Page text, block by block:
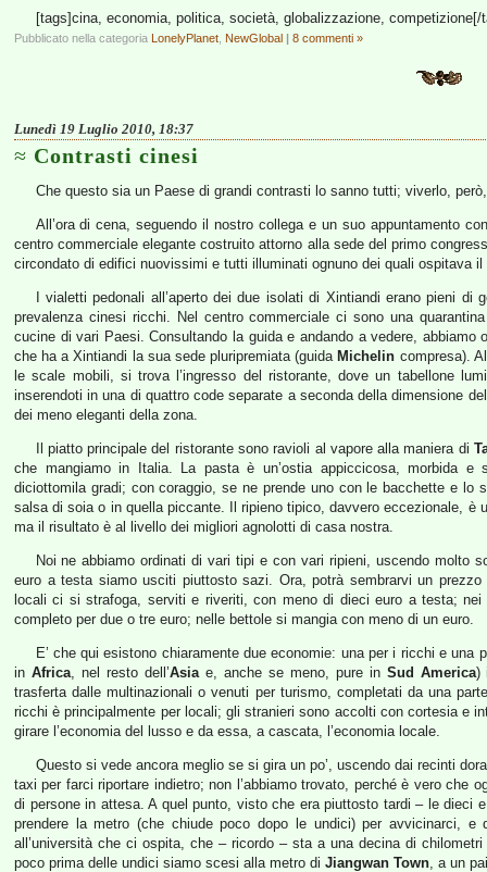
[tags]cina, economia, politica, società, globalizzazione, competizione[/
Pubblicato nella categoria LonelyPlanet NewGlobal | 8 commenti »
Lunedì 19 Luglio 2010, 18:37
Contrasti cinesi
Che questo sia un Paese di grandi contrasti lo sanno tutti; viverlo,
All’ora di cena, seguendo il nostro collega e un suo appuntamento
centro commerciale elegante costruito attorno alla sede del primo
circondato di edifici nuovissimi e tutti illuminati ognuno dei quali ospitava
I vialetti pedonali all’aperto dei due isolati di Xintiandi erano pieni
prevalenza cinesi ricchi. Nel centro commerciale ci sono una
cucine di vari Paesi. Consultando la guida e andando a vedere, abbiamo
che ha a Xintiandi la sua sede pluripremiata (guida Michelin compresa).
le scale mobili, si trova l’ingresso del ristorante, dove un tabellone
inserendoti in una di quattro code separate a seconda della dimensione
dei meno eleganti della zona.
Il piatto principale del ristorante sono ravioli al vapore alla maniera di
che mangiamo in Italia. La pasta è un’ostia appiccicosa, morbida
diciottomila gradi; con coraggio, se ne prende uno con le bacchette e
salsa di soia o in quella piccante. Il ripieno tipico, davvero eccezionale,
ma il risultato è al livello dei migliori agnolotti di casa nostra.
Noi ne abbiamo ordinati di vari tipi e con vari ripieni, uscendo molto
euro a testa siamo usciti piuttosto sazi. Ora, potrà sembrarvi un
locali ci si strafoga, serviti e riveriti, con meno di dieci euro a testa;
completo per due o tre euro; nelle bettole si mangia con meno di un euro.
E’ che qui esistono chiaramente due economie: una per i ricchi e
in Africa, nel resto dell’Asiae, anche se meno, pure in Sud America)
trasferta dalle multinazionali o venuti per turismo, completati da una
ricchi è principalmente per locali; gli stranieri sono accolti con cortesia e
girare l’economia del lusso e da essa, a cascata, l’economia locale.
Questo si vede ancora meglio se si gira un po’, uscendo dai recinti
taxi per farci riportare indietro; non l’abbiamo trovato, perché è vero che
di persone in attesa. A quel punto, visto che era piuttosto tardi – le dieci
prendere la metro (che chiude poco dopo le undici) per avvicinarci,
all’università che ci ospita, che – ricordo – sta a una decina di
poco prima delle undici siamo scesi alla metro di Jiangwan Town , a un